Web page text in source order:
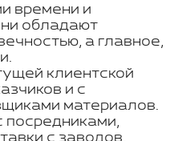
времени и
обладают
а главное,
клиентской
и с
материалов.
посредниками,
с заводов,